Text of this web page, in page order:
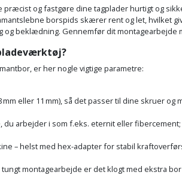
præcist og fastgøre dine tagplader hurtigt og
borspids skærer rent og let, hvilket
beklædning. Gennemfør dit
er her nogle vigtige parametre:
eller 11 mm), så det passer til dine skruer og
du arbejder i som f.eks. eternit eller
– helst med hex-adapter for stabil
montagearbejde er det klogt med ekstra